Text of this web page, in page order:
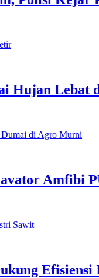
Hujan Lebat
Amfibi